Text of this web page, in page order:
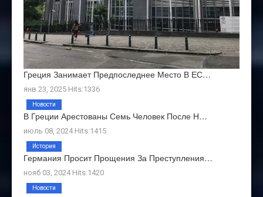
Греция Занимает Предпоследнее Место В ЕС…
янв 23, 2025 Hits:1336
В Греции Арестованы Семь Человек После Н…
июль 08, 2024 Hits:1415
Новости
Германия Просит Прощения За Преступления…
нояб 03, 2024 Hits:1420
История
Новости